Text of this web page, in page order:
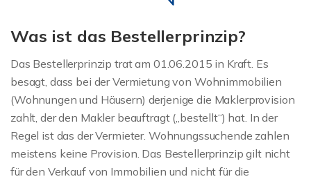
Was ist das Bestellerprinzip?
Das Bestellerprinzip trat am 01.06.2015 in Kraft. Es
besagt, dass bei der Vermietung von Wohnimmobilien
(Wohnungen und Häusern) derjenige die Maklerprovision
zahlt, der den Makler beauftragt („bestellt“) hat. In der
Regel ist das der Vermieter. Wohnungssuchende zahlen
meistens keine Provision. Das Bestellerprinzip gilt nicht
für den Verkauf von Immobilien und nicht für die